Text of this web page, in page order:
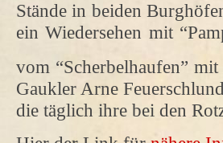
Stände in beiden
ein Wiedersehen mit
vom “Scherbelhaufen”
Gaukler Arne
die täglich ihre bei den